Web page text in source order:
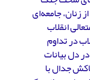
زنان، جامعه‌ای
انقلاب
در تداوم
دل بیانات
جدال با